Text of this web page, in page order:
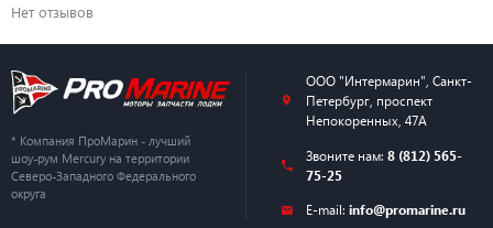
Нет отзывов
* Компания ПроМарин - лучший
шоу-рум Mercury на территории
Северо-Западного Федерального
округа
ООО "Интермарин" Санкт-
Петербург, проспект
Непокоренных, 47А
Звоните нам: 8 (812) 565-
75-25
E-mail: info@promarine.ru